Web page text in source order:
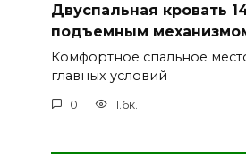
Двуспальная кровать
подъемным
Комфортное спальное
главных условий
0 1.6к.